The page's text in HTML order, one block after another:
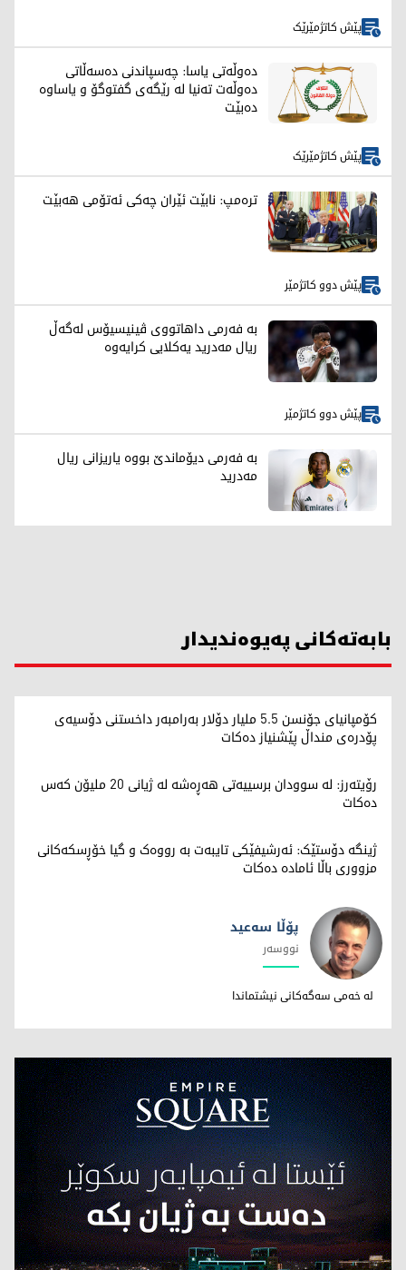
پێش کاتژمێرێک
دەوڵەتی یاسا: چەسپاندنی دەسەڵاتی
دەوڵەت تەنیا لە رێگەی گفتوگۆ و یاساوە
دەبێت
پێش کاتژمێرێک
ترەمپ: نابێت ئێران چەکی ئەتۆمی هەبێت
پێش دوو کاتژمێر
بە فەرمی داهاتووی ڤینیسیۆس لەگەڵ
ریال مەدرید یەکلایی کرایەوە
پێش دوو کاتژمێر
بە فەرمی دیۆماندێ بووە یاریزانی ریال
مەدرید
بابەتەکانی پەیوەندیدار
کۆمپانیای جۆنسن 5.5 ملیار دۆلار بەرامبەر داخستنی دۆسیەی
پۆدرەی منداڵ پێشنیاز دەکات
رۆیتەرز: لە سوودان برسییەتی هەڕەشە لە ژیانی 20 ملیۆن کەس
دەکات
ژینگە دۆستێک: ئەرشیفێکی تایبەت بە رووەک و گیا خۆڕسکەکانی
مزووری باڵا ئامادە دەکات
پۆڵا سه‌عید
پۆڵا سه‌عید
نووسەر
له خه‌می سه‌گه‌کانی نیشتماندا